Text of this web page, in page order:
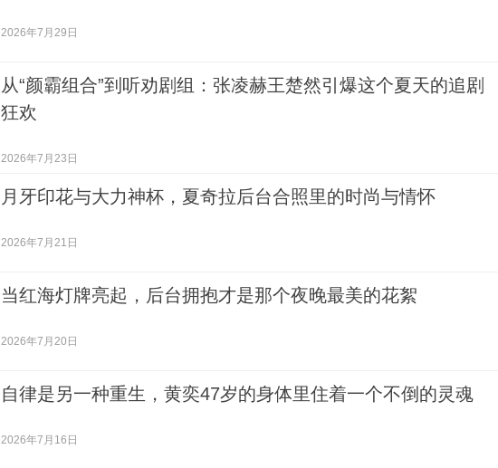
2026年7月29日
从“颜霸组合”到听劝剧组：张凌赫王楚然引爆这个夏天的追剧
狂欢
2026年7月23日
月牙印花与大力神杯，夏奇拉后台合照里的时尚与情怀
2026年7月21日
当红海灯牌亮起，后台拥抱才是那个夜晚最美的花絮
2026年7月20日
自律是另一种重生，黄奕47岁的身体里住着一个不倒的灵魂
2026年7月16日